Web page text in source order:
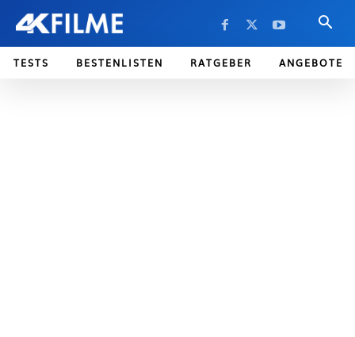
TESTS BESTENLISTEN RATGEBER ANGEBOTE